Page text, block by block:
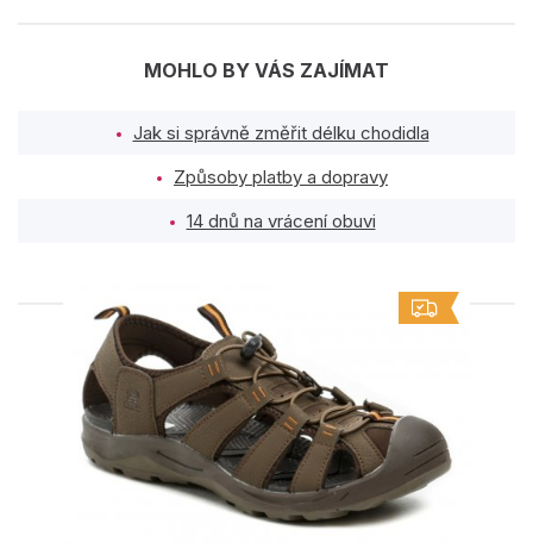
MOHLO BY VÁS ZAJÍMAT
Jak si správně změřit délku chodidla
Způsoby platby a dopravy
14 dnů na vrácení obuvi
PODOBNÉ PRODUKTY